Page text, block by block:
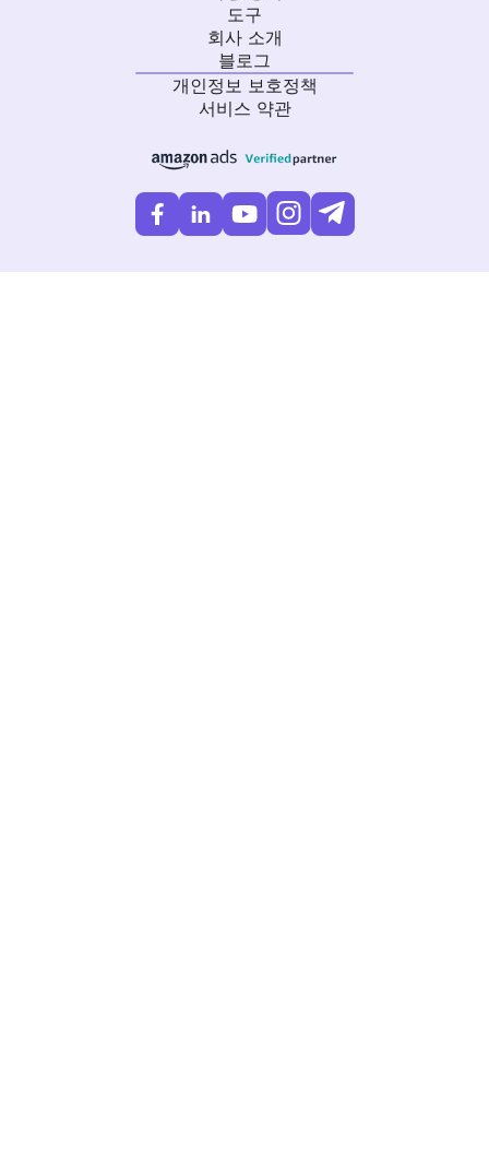
도구
회사 소개
블로그
개인정보 보호정책
서비스 약관